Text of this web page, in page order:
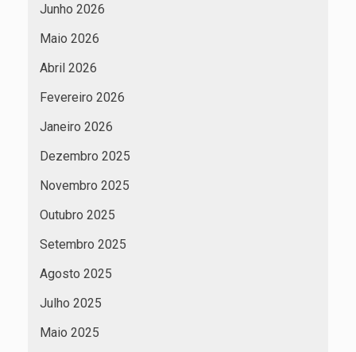
Junho 2026
Maio 2026
Abril 2026
Fevereiro 2026
Janeiro 2026
Dezembro 2025
Novembro 2025
Outubro 2025
Setembro 2025
Agosto 2025
Julho 2025
Maio 2025